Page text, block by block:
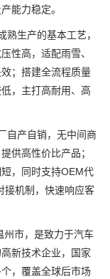
能力稳定。
生产的基本工艺，
性高，适配雨雪、
；搭建全流程质量
，主打高耐用、高
产自销，无中间商
供高性价比产品；
，同时支持OEM代
接机制，快速响应客
市，是致力于汽车
新技术企业，国家
，覆盖全球后市场